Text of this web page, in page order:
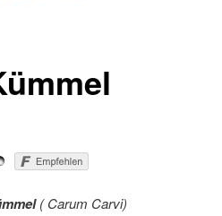
( Carum Carvi)